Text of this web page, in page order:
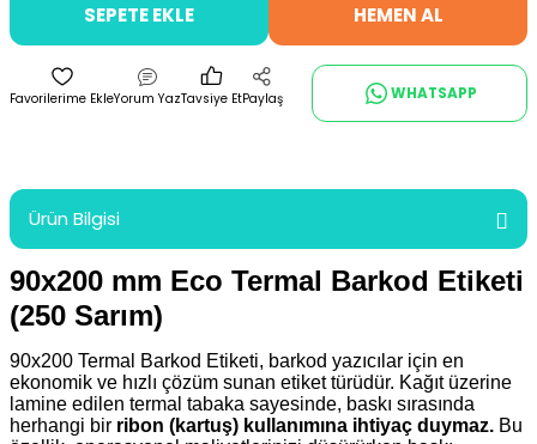
SEPETE EKLE HEMEN AL
Yorum YazTavsiye EtPaylaş WHATSAPP
Ürün Bilgisi
90x200 mm Eco Termal Barkod Etiketi
(250 Sarım)
90x200 Termal Barkod Etiketi, barkod yazıcılar için en
ekonomik ve hızlı çözüm sunan etiket türüdür. Kağıt üzerine
lamine edilen termal tabaka sayesinde, baskı sırasında
herhangi bir ribon (kartuş) kullanımına ihtiyaç duymaz. Bu